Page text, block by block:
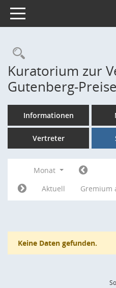
Toggle navigation
Kuratorium zur
Gutenberg-
Informationen
Vertreter
Monat
Aktuell
Gremium
Keine Daten gefunden.